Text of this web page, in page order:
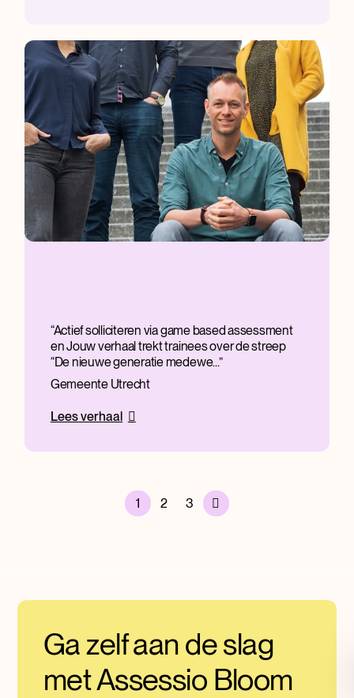
Gemeente Utrecht
Actief solliciteren via game based assessment
en Jouw verhaal trekt trainees over de streep
“De nieuwe generatie medewe...
Lees verhaal
1 2 3
Ga zelf aan de slag
met Assessio Bloom